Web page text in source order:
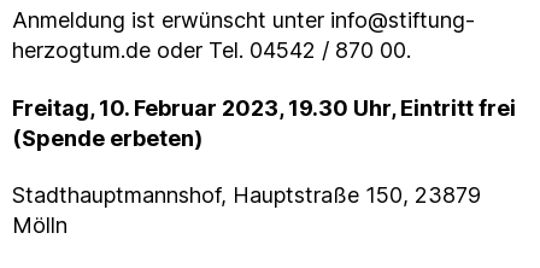
Anmeldung ist erwünscht unter info@stiftung-
herzogtum.de oder Tel. 04542 / 870 00.
Freitag, 10. Februar 2023, 19.30 Uhr, Eintritt frei
(Spende erbeten)
Stadthauptmannshof, Hauptstraße 150, 23879
Mölln